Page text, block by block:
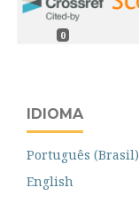
0
IDIOMA
Português (Brasil)
English